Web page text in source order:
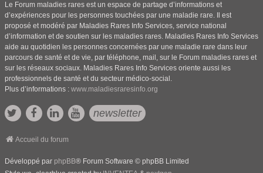
Le Forum maladies rares est un espace de partage d’informations et
d’expériences pour les personnes touchées par une maladie rare. Il est
proposé et modéré par Maladies Rares Info Services, service national
d’information et de soutien sur les maladies rares. Maladies Rares Info Services
aide au quotidien les personnes concernées par une maladie rare dans leur
parcours de santé et de vie, par téléphone, mail, sur le Forum maladies rares et
sur les réseaux sociaux. Maladies Rares Info Services oriente aussi les
professionnels de santé et du secteur médico-social.
Plus d’informations : www.maladiesraresinfo.org
newsletter
Accueil du forum
Développé par phpBB® Forum Software © phpBB Limited